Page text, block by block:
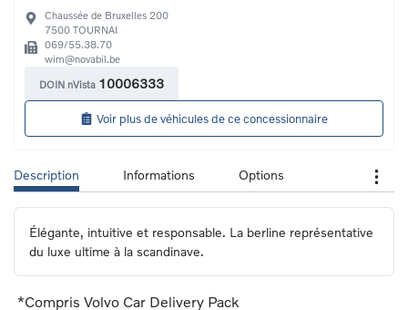
Chaussée de Bruxelles 200
7500 TOURNAI
069/55.38.70
wim@novabil.be
DOIN nVista 10006333
Voir plus de véhicules de ce concessionnaire
Description Informations Options
Élégante, intuitive et responsable. La berline représentative
du luxe ultime à la scandinave.
*Compris Volvo Car Delivery Pack